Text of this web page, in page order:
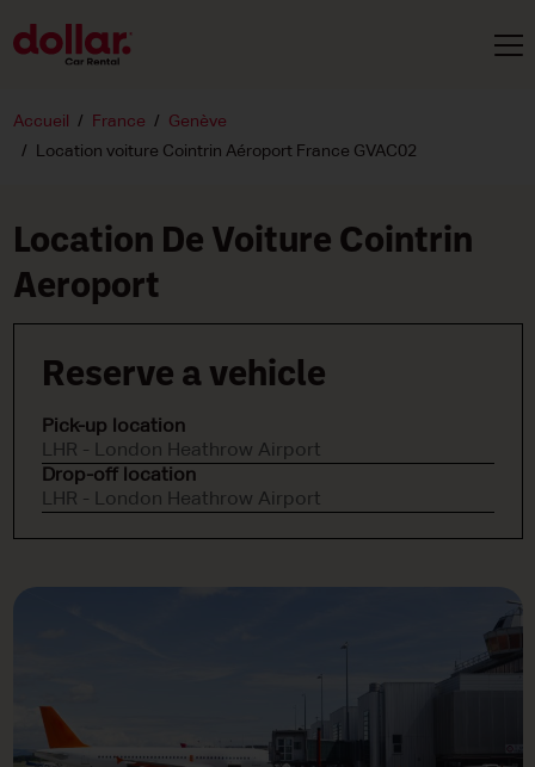
Accueil France
Genève
Location voiture Cointrin Aéroport France GVAC02
Location De Voiture Cointrin
Aeroport
Reserve a vehicle
Pick-up location
LHR - London Heathrow Airport
Drop-off location
LHR - London Heathrow Airport